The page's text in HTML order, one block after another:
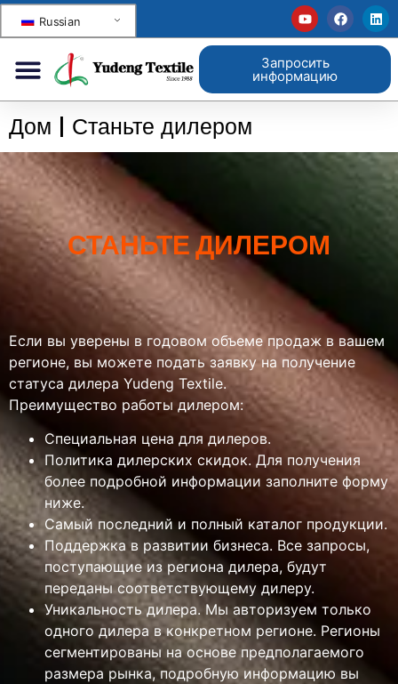
Russian
Запросить
информацию
Дом | Станьте дилером
СТАНЬТЕ ДИЛЕРОМ
Если вы уверены в годовом объеме продаж в вашем
регионе, вы можете подать заявку на получение
статуса дилера Yudeng Textile.
Преимущество работы дилером:
Специальная цена для дилеров.
Политика дилерских скидок. Для получения
более подробной информации заполните форму
ниже.
Самый последний и полный каталог продукции.
Поддержка в развитии бизнеса. Все запросы,
поступающие из региона дилера, будут
переданы соответствующему дилеру.
Уникальность дилера. Мы авторизуем только
одного дилера в конкретном регионе. Регионы
сегментированы на основе предполагаемого
размера рынка, подробную информацию вы